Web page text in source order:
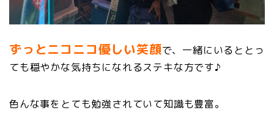
ずっとニコニコ優しい笑顔で、一緒にいるととっ
ても穏やかな気持ちになれるステキな方です♪
色んな事をとても勉強されていて知識も豊富。